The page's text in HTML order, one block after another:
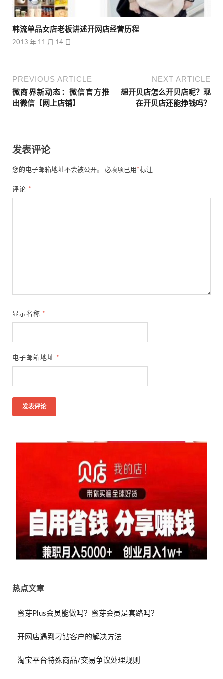
韩流单品女店老板讲述开网店经营历程
2013 年 11 月 14 日
PREVIOUS ARTICLE
微商界新动态：微信官方推
出微信【网上店铺】
NEXT ARTICLE
想开贝店怎么开贝店呢？现
在开贝店还能挣钱吗？
发表评论
您的电子邮箱地址不会被公开。 必填项已用 *标注
评论 *
显示名称 *
电子邮箱地址 *
热点文章
蜜芽Plus会员能做吗？蜜芽会员是套路吗？
开网店遇到刁钻客户的解决方法
淘宝平台特殊商品/交易争议处理规则